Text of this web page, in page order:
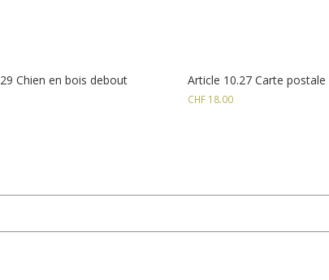
Chien en bois debout Article 10.27 Carte postale
CHF 18.00